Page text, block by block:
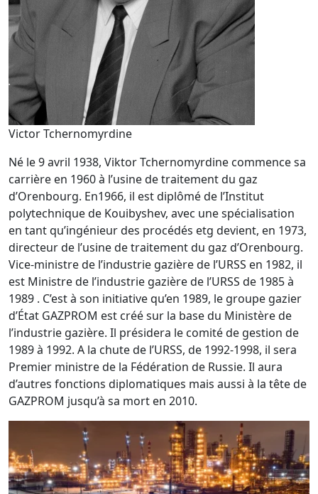
Victor Tchernomyrdine
Né le 9 avril 1938, Viktor Tchernomyrdine commence sa
carrière en 1960 à l’usine de traitement du gaz
d’Orenbourg. En1966, il est diplômé de l’Institut
polytechnique de Kouibyshev, avec une spécialisation
en tant qu’ingénieur des procédés etg devient, en 1973,
directeur de l’usine de traitement du gaz d’Orenbourg.
Vice-ministre de l’industrie gazière de l’URSS en 1982, il
est Ministre de l’industrie gazière de l’URSS de 1985 à
1989 . C’est à son initiative qu’en 1989, le groupe gazier
d’État GAZPROM est créé sur la base du Ministère de
l’industrie gazière. Il présidera le comité de gestion de
1989 à 1992. A la chute de l’URSS, de 1992-1998, il sera
Premier ministre de la Fédération de Russie. Il aura
d’autres fonctions diplomatiques mais aussi à la tête de
GAZPROM jusqu’à sa mort en 2010.